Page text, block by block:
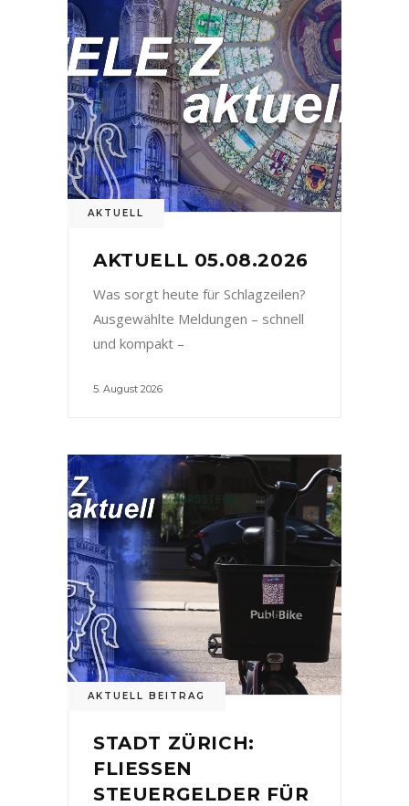
AKTUELL
AKTUELL 05.08.2026
Was sorgt heute für Schlagzeilen?
Ausgewählte Meldungen – schnell
und kompakt –
5. August 2026
AKTUELL BEITRAG
STADT ZÜRICH:
FLIESSEN
STEUERGELDER FÜR